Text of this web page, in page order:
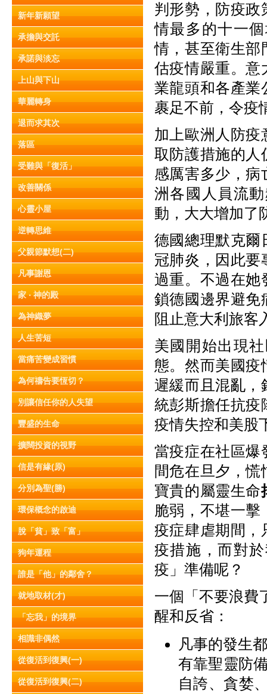
新年新願望
承擔與交託
承諾與淡忘
上山與下山
華麗轉身
退而求其次
落區
受難與「復活」
改善關係
心靈小屋
逆轉思維
父親節默想(二)
凡事謝恩
家 ‧ 神的殿
為神織夢
人生苦短
當痛苦變成習慣
為何禱告要恆切？
別讓信任你的人失望
豐盛的生命
擴闊投資的視野
信是有緣(原)
分別為聖(勝)
環保概念的啟迪
脫「貧」致「富」
狗年運程
誰是「他」的鄰舍？
就地取材(才)
「忘我」的境界
相識非偶然
從復活到復興(一)
從復活到復興(二)
判形勢，防疫政
情最多的十一
情，甚至衛生部
估疫情嚴重。意
業龍頭和各產業
裹足不前，令疫
加上歐洲人防疫
取防護措施的人
感厲害多少，病
洲各國人員流
動，大大增加了
德國總理默克爾
冠肺炎，因此要
過重。不過在她
鎖德國邊界避免
阻止意大利旅客
美國開始出現
態。然而美國疫
遲緩而且混亂，
統彭斯擔任抗疫
疫情失控和美股
當疫症在社區爆
間危在旦夕，
寶貴的屬靈生命
脆弱，不堪一
疫症肆虐期間，
疫措施，而對
疫」準備呢？
一個「不要浪費
醒和反省：
凡事的發生
有靠聖靈防
自誇、貪婪